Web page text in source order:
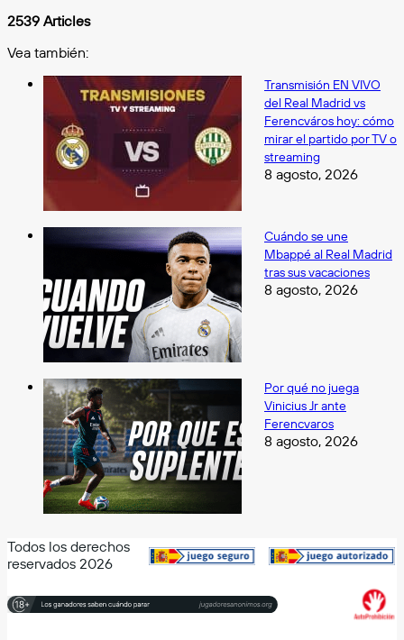
2539 Articles
Vea también:
Transmisión EN VIVO
del Real Madrid vs
Ferencváros hoy: cómo
mirar el partido por TV o
streaming
8 agosto, 2026
Cuándo se une
Mbappé al Real Madrid
tras sus vacaciones
8 agosto, 2026
Por qué no juega
Vinicius Jr ante
Ferencvaros
8 agosto, 2026
Todos los derechos
reservados 2026